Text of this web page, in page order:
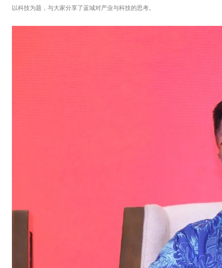
以科技为题，与大家分享了蓝城对产业与科技的思考。